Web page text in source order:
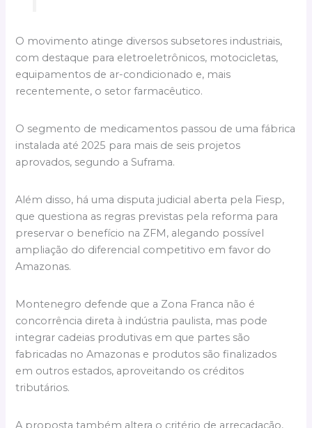
O movimento atinge diversos subsetores industriais,
com destaque para eletroeletrônicos, motocicletas,
equipamentos de ar-condicionado e, mais
recentemente, o setor farmacêutico.
O segmento de medicamentos passou de uma fábrica
instalada até 2025 para mais de seis projetos
aprovados, segundo a Suframa.
Além disso, há uma disputa judicial aberta pela Fiesp,
que questiona as regras previstas pela reforma para
preservar o benefício na ZFM, alegando possível
ampliação do diferencial competitivo em favor do
Amazonas.
Montenegro defende que a Zona Franca não é
concorrência direta à indústria paulista, mas pode
integrar cadeias produtivas em que partes são
fabricadas no Amazonas e produtos são finalizados
em outros estados, aproveitando os créditos
tributários.
A proposta também altera o critério de arrecadação,